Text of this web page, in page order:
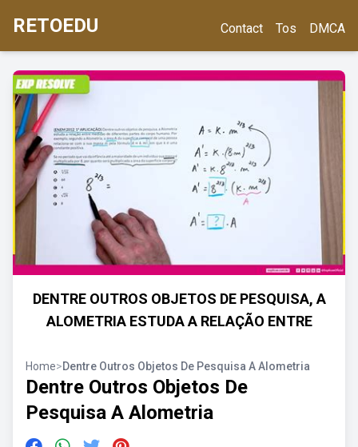
RETOEDU Contact Tos DMCA
DENTRE OUTROS OBJETOS DE PESQUISA, A
ALOMETRIA ESTUDA A RELAÇÃO ENTRE
Home>Dentre Outros Objetos De Pesquisa A Alometria
Dentre Outros Objetos De
Pesquisa A Alometria